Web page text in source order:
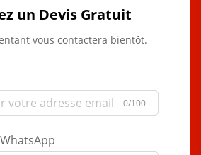
un Devis Gratuit
vous contactera bientôt.
0/100